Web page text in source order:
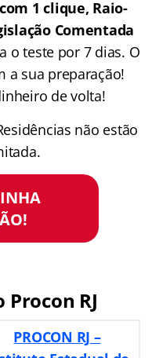
1 clique, Raio-
Comentada
o teste por 7 dias. O
a sua preparação!
de volta!
não estão
RJ
PROCON RJ –